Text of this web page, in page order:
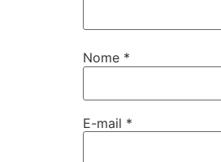
Nome *
E-mail *